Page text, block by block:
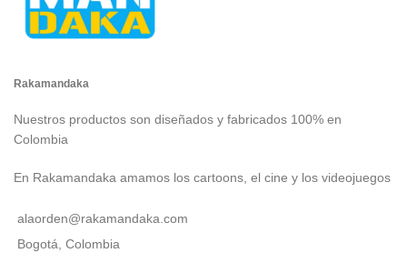
Rakamandaka
Nuestros productos son diseñados y fabricados 100% en
Colombia
En Rakamandaka amamos los cartoons, el cine y los videojuegos
alaorden@rakamandaka.com
Bogotá, Colombia